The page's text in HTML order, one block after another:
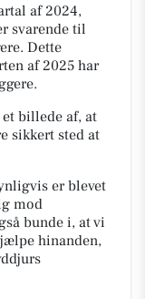
af 2024,
svarende til
Dette
af 2025 har
billede af, at
sikkert sted at
er blevet
mod
bunde i, at vi
hinanden,